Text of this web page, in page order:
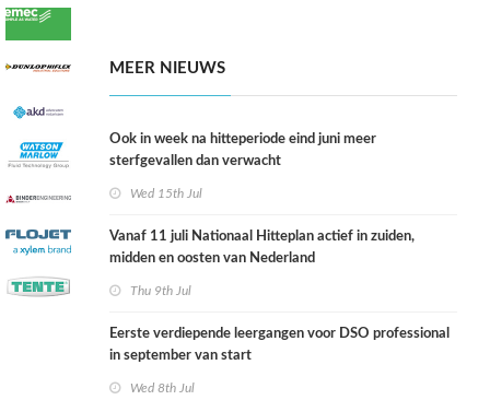
MEER NIEUWS
Ook in week na hitteperiode eind juni meer
sterfgevallen dan verwacht
Wed 15th Jul
Vanaf 11 juli Nationaal Hitteplan actief in zuiden,
midden en oosten van Nederland
Thu 9th Jul
Eerste verdiepende leergangen voor DSO professional
in september van start
Wed 8th Jul